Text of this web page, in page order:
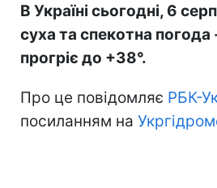
В Україні сьогодні, 6
суха та спекотна
прогріє до +38°.
Про це повідомляє РБК-
посиланням на